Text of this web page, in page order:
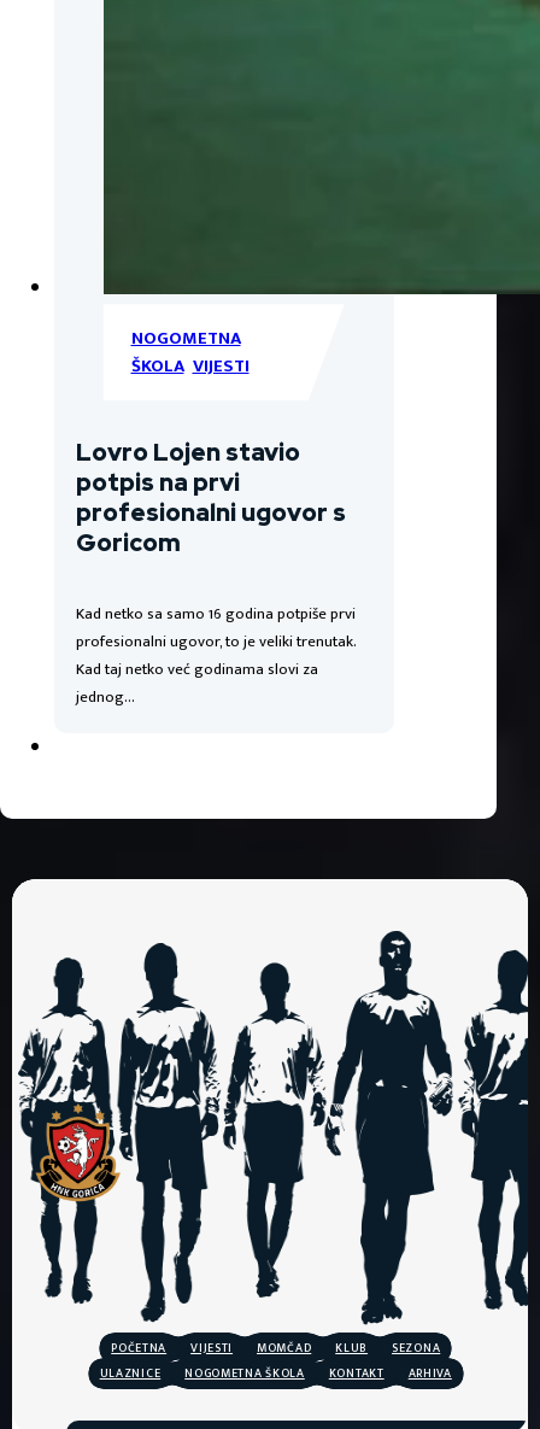
NOGOMETNA
ŠKOLA,VIJESTI
Lovro Lojen stavio
potpis na prvi
profesionalni ugovor s
Goricom
Kad netko sa samo 16 godina potpiše prvi
profesionalni ugovor, to je veliki trenutak.
Kad taj netko već godinama slovi za
jednog…
POČETNA VIJESTI MOMČAD KLUB
SEZONA
ULAZNICE
NOGOMETNA ŠKOLA KONTAKT ARHIVA